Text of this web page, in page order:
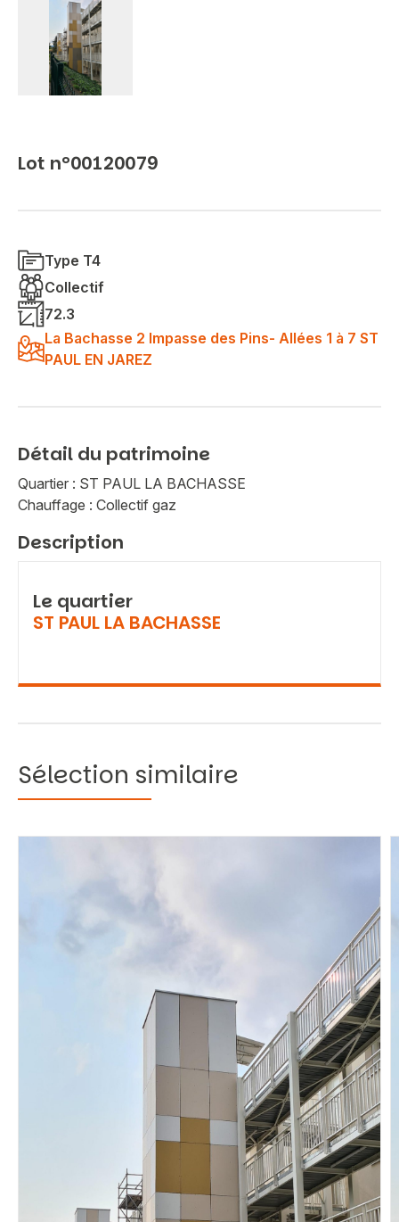
Lot n°00120079
Type T4
Collectif
72.3
La Bachasse 2 Impasse des Pins- Allées 1 à 7 ST
PAUL EN JAREZ
Détail du patrimoine
Quartier : ST PAUL LA BACHASSE
Chauffage : Collectif gaz
Description
Le quartier
ST PAUL LA BACHASSE
Sélection similaire